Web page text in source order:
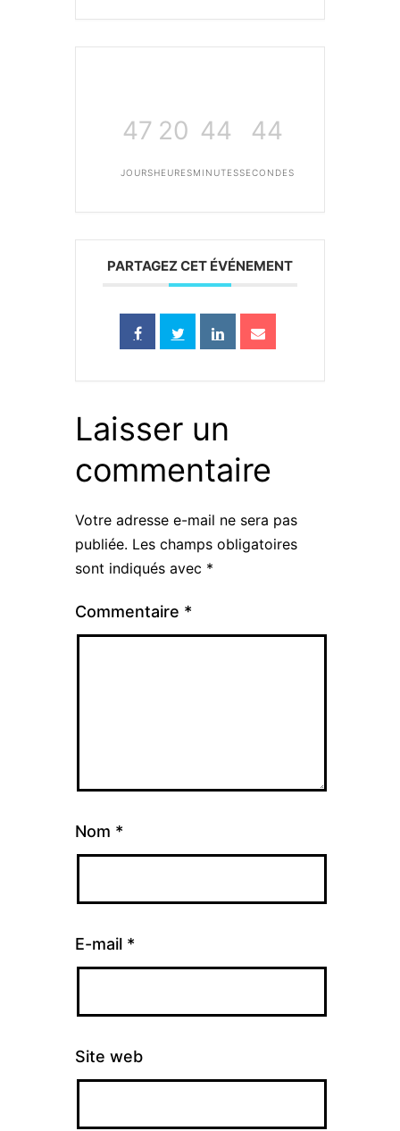
47
JOURS
20
HEURES
44
MINUTES
44
SECONDES
PARTAGEZ CET ÉVÉNEMENT
Laisser un
commentaire
Votre adresse e-mail ne sera pas
publiée. Les champs obligatoires
sont indiqués avec *
Commentaire *
Nom *
E-mail *
Site web